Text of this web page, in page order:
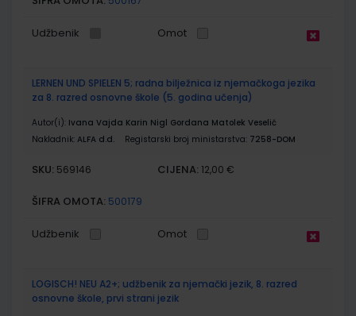
Udžbenik Omot
LERNEN UND SPIELEN 5; radna bilježnica iz njemačkoga jezika
za 8. razred osnovne škole (5. godina učenja)
Autor(i): Ivana Vajda Karin Nigl Gordana Matolek Veselić
Nakladnik: ALFA d.d. Registarski broj ministarstva: 7258-DOM
SKU: 569146 CIJENA: 12,00 €
ŠIFRA OMOTA: 500179
Udžbenik Omot
LOGISCH! NEU A2+; udžbenik za njemački jezik, 8. razred
osnovne škole, prvi strani jezik